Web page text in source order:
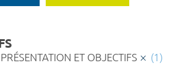
ET OBJECTIFS (1)